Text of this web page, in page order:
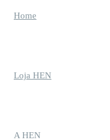
Home
Loja HEN
A HEN